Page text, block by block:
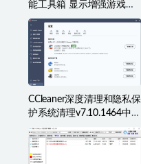
能工具箱 显示增强游戏辅
助准星叠加、监控等
CCleaner深度清理和隐私保
护系统清理v7.10.1464中文
破解版